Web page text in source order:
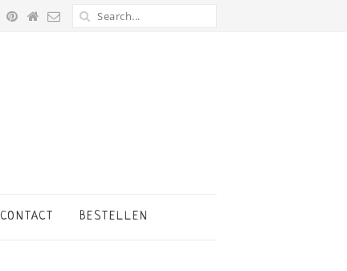
CONTACT BESTELLEN